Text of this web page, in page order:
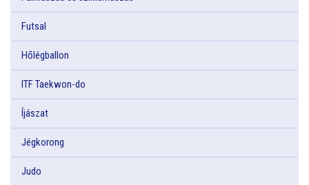
Futsal
Hőlégballon
ITF Taekwon-do
Íjászat
Jégkorong
Judo